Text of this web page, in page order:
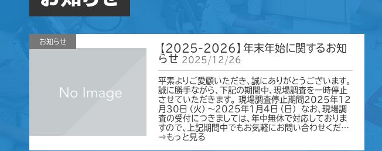
お知らせ
【2025-2026】年末年始に関するお知
らせ 2025/12/26
平素よりご愛顧いただき、誠にありがとうございます。
誠に勝手ながら、下記の期間中、現場調査を一時停止
させていただきます。 現場調査停止期間2025年12
月30日（火）～2025年1月4日（日） なお、現場調
査の受付につきましては、年中無休で対応しておりま
すので、上記期間中でもお気軽にお問い合わせくだ…
⇒もっと見る